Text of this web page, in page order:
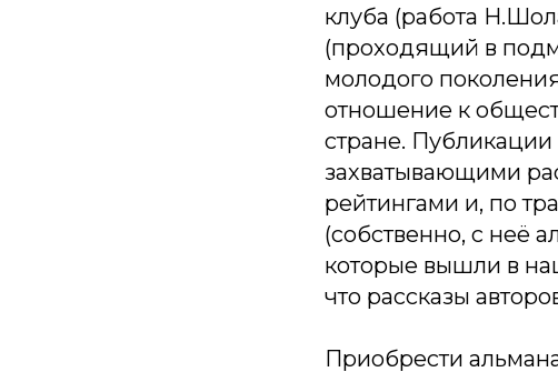
клуба (работа
(проходящий в
молодого
отношение к
стране.
захватывающими
рейтингами и, по
(cобственно, с неё
которые вышли в
что рассказы
Приобрести